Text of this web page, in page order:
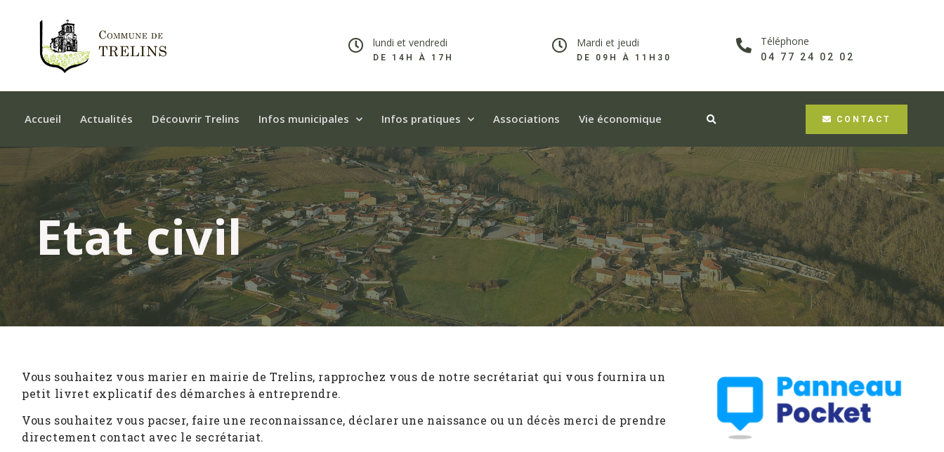
lundi et vendredi
DE 14H À 17H​
Mardi et jeudi
DE 09H À 11H30
Téléphone
04 77 24 02 02
Accueil Actualités Découvrir Trelins Infos municipales Infos pratiques Associations Vie économique CONTACT
Etat civil
Vous souhaitez vous marier en mairie de Trelins, rapprochez vous de notre secrétariat qui vous fournira un
petit livret explicatif des démarches à entreprendre.
Vous souhaitez vous pacser, faire une reconnaissance, déclarer une naissance ou un décès merci de prendre
directement contact avec le secrétariat.